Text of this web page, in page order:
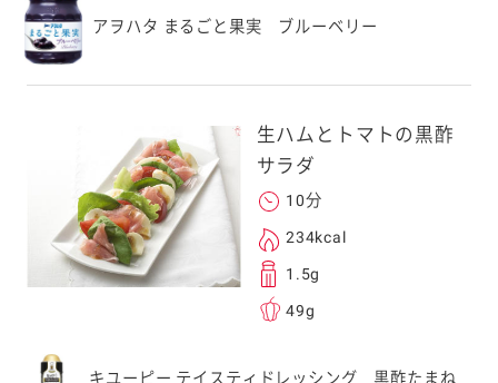
アヲハタ まるごと果実 ブルーベリー
生ハムとトマトの黒酢
サラダ
10分
234kcal
1.5g
49g
キユーピー テイスティドレッシング 黒酢たまね